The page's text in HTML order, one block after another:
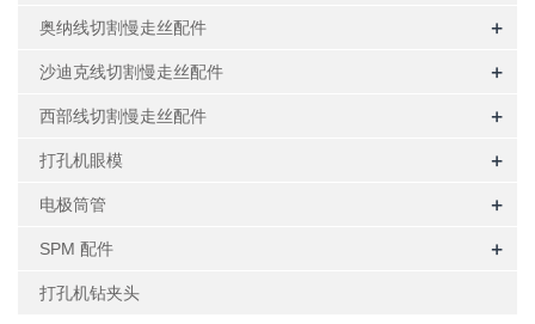
奥纳线切割慢走丝配件 +
沙迪克线切割慢走丝配件 +
西部线切割慢走丝配件 +
打孔机眼模 +
电极筒管 +
SPM 配件 +
打孔机钻夹头